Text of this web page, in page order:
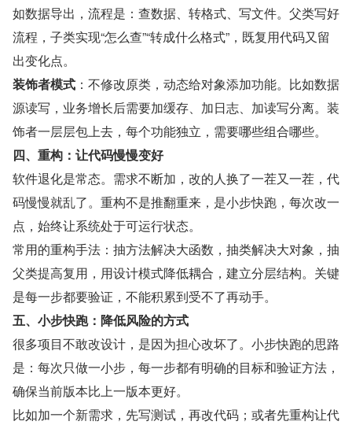
如数据导出，流程是：查数据、转格式、写文件。父类写好
流程，子类实现“怎么查”“转成什么格式”，既复用代码又留
出变化点。
装饰者模式 ：不修改原类，动态给对象添加功能。比如数据
源读写，业务增长后需要加缓存、加日志、加读写分离。装
饰者一层层包上去，每个功能独立，需要哪些组合哪些。
四、重构：让代码慢慢变好
软件退化是常态。需求不断加，改的人换了一茬又一茬，代
码慢慢就乱了。重构不是推翻重来，是小步快跑，每次改一
点，始终让系统处于可运行状态。
常用的重构手法：抽方法解决大函数，抽类解决大对象，抽
父类提高复用，用设计模式降低耦合，建立分层结构。关键
是每一步都要验证，不能积累到受不了再动手。
五、小步快跑：降低风险的方式
很多项目不敢改设计，是因为担心改坏了。小步快跑的思路
是：每次只做一小步，每一步都有明确的目标和验证方法，
确保当前版本比上一版本更好。
比如加一个新需求，先写测试，再改代码；或者先重构让代